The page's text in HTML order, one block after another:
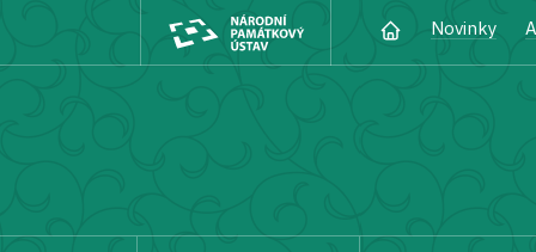
Novinky